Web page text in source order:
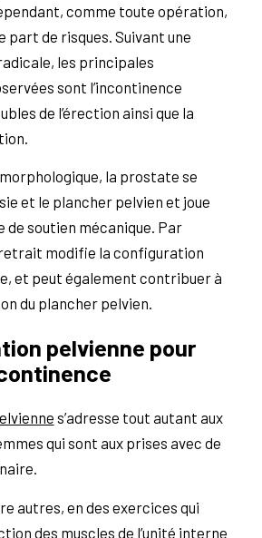
comme toute opération,
part de risques. Suivant une
les principales
sont l’incontinence
de l’érection ainsi que la
morphologique, la prostate se
et le plancher pelvien et joue
de soutien mécanique. Par
modifie la configuration
et peut également contribuer à
du plancher pelvien.
pelvienne pour
s’adresse tout autant aux
qui sont aux prises avec de
autres, en des exercices qui
des muscles de l’unité interne